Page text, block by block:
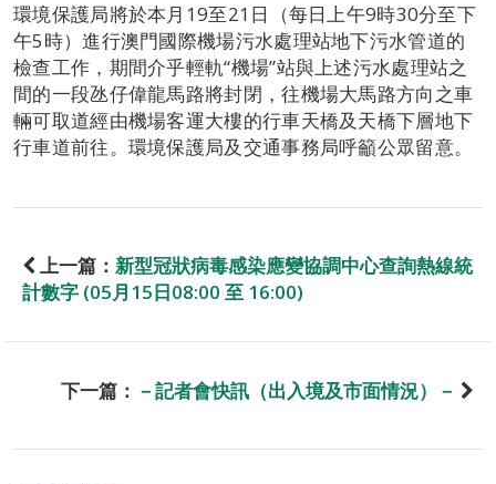
環境保護局將於本月19至21日（每日上午9時30分至下
午5時）進行澳門國際機場污水處理站地下污水管道的
檢查工作，期間介乎輕軌“機場”站與上述污水處理站之
間的一段氹仔偉龍馬路將封閉，往機場大馬路方向之車
輛可取道經由機場客運大樓的行車天橋及天橋下層地下
行車道前往。環境保護局及交通事務局呼籲公眾留意。
上一篇： 新型冠狀病毒感染應變協調中心查詢熱線統
計數字 (05月15日08:00 至 16:00)
下一篇： －記者會快訊（出入境及市面情況）－